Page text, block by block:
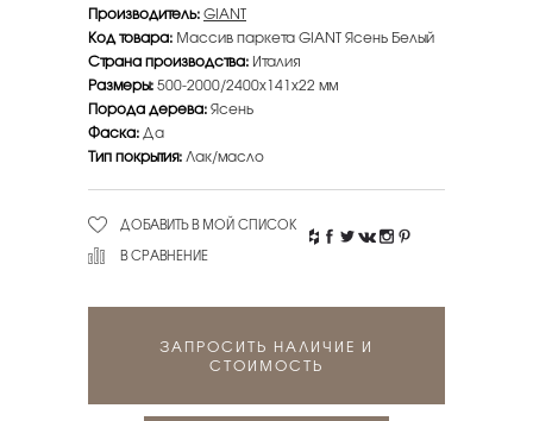
Производитель:GIANT
Код товара: Массив паркета GIANT Ясень Белый
Страна производства: Италия
Размеры:500-2000/2400х141х22 мм
Порода дерева:Ясень
Фаска:Да
Тип покрытия:Лак/масло
ДОБАВИТЬ В МОЙ СПИСОК
В СРАВНЕНИЕ
ЗАПРОСИТЬ НАЛИЧИЕ И
СТОИМОСТЬ